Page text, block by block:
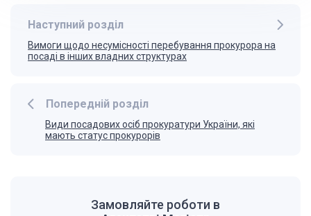
Попередній розділ
Види посадових осіб прокуратури України, які
мають статус прокурорів
Наступний розділ
Вимоги щодо несумісності перебування прокурора на
посаді в інших владних структурах
Замовляйте роботи в